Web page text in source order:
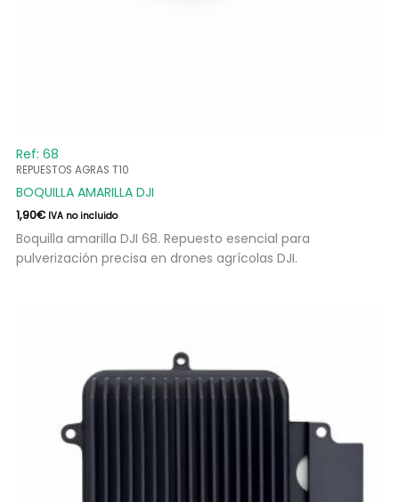
Ref: 68
REPUESTOS AGRAS T10
BOQUILLA AMARILLA DJI
1,90€ IVA no incluido
Boquilla amarilla DJI 68. Repuesto esencial para
pulverización precisa en drones agrícolas DJI.